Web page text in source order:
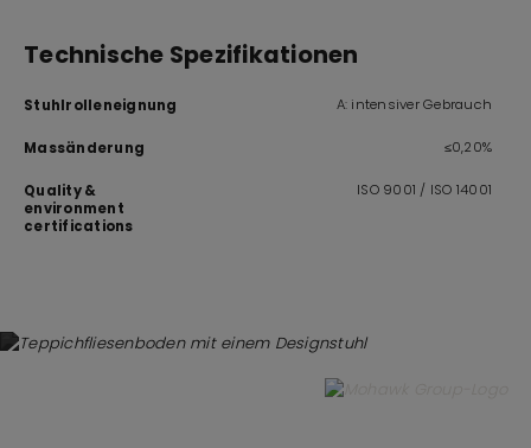
Technische Spezifikationen
Stuhlrolleneignung A: intensiver Gebrauch
Massänderung ≤0,20%
Quality &
environment
certifications
ISO 9001 / ISO 14001